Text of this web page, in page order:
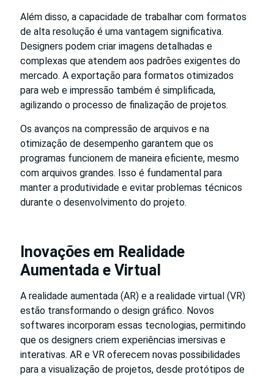
Além disso, a capacidade de trabalhar com formatos
de alta resolução é uma vantagem significativa.
Designers podem criar imagens detalhadas e
complexas que atendem aos padrões exigentes do
mercado. A exportação para formatos otimizados
para web e impressão também é simplificada,
agilizando o processo de finalização de projetos.
Os avanços na compressão de arquivos e na
otimização de desempenho garantem que os
programas funcionem de maneira eficiente, mesmo
com arquivos grandes. Isso é fundamental para
manter a produtividade e evitar problemas técnicos
durante o desenvolvimento do projeto.
Inovações em Realidade
Aumentada e Virtual
A realidade aumentada (AR) e a realidade virtual (VR)
estão transformando o design gráfico. Novos
softwares incorporam essas tecnologias, permitindo
que os designers criem experiências imersivas e
interativas. AR e VR oferecem novas possibilidades
para a visualização de projetos, desde protótipos de